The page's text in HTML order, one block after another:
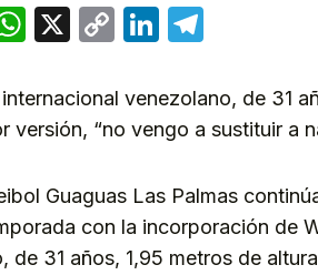
WhatsApp
X
CopyLinkedIn
venezolano, de 31
versión, “no vengo a sustituir a
Guaguas Las Palmas
con la incorporación de
de 31 años, 1,95 metros de